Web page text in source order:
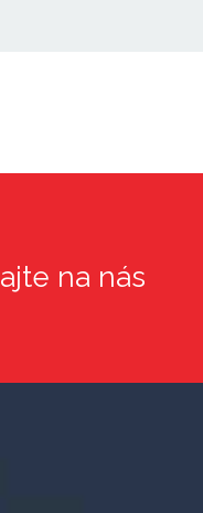
na nás